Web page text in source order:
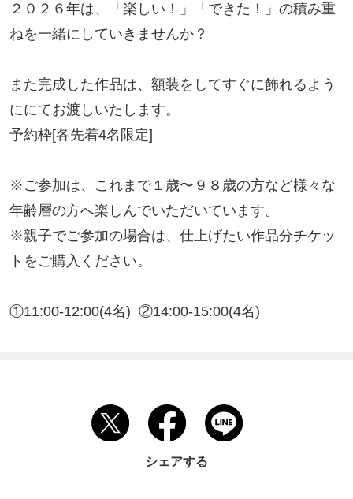
２０２６年は、「楽しい！」「できた！」の積み重
ねを一緒にしていきませんか？
また完成した作品は、額装をしてすぐに飾れるよう
ににてお渡しいたします。
予約枠[各先着4名限定]
※ご参加は、これまで１歳〜９８歳の方など様々な
年齢層の方へ楽しんでいただいています。
※親子でご参加の場合は、仕上げたい作品分チケッ
トをご購入ください。
①11:00-12:00(4名)  ②14:00-15:00(4名)
シェアする